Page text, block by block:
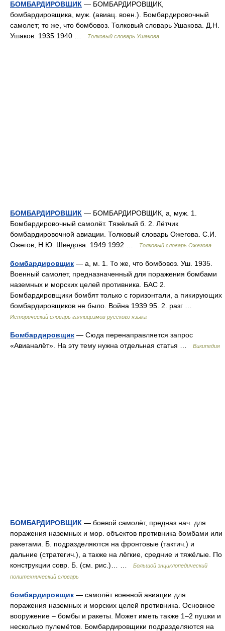
БОМБАРДИРОВЩИК — БОМБАРДИРОВЩИК,
бомбардировщика, муж. (авиац. воен.). Бомбардировочный
самолет; то же, что бомбовоз. Толковый словарь Ушакова. Д.Н.
Ушаков. 1935 1940 …
Толковый словарь Ушакова
БОМБАРДИРОВЩИК — БОМБАРДИРОВЩИК, а, муж. 1.
Бомбардировочный самолёт. Тяжёлый б. 2. Лётчик
бомбардировочной авиации. Толковый словарь Ожегова. С.И.
Ожегов, Н.Ю. Шведова. 1949 1992 …
Толковый словарь Ожегова
бомбардировщик — а, м. 1. То же, что бомбовоз. Уш. 1935.
Военный самолет, предназначенный для поражения бомбами
наземных и морских целей противника. БАС 2.
Бомбардировщики бомбят только с горизонтали, а пикирующих
бомбардировщиков не было. Война 1939 95. 2. разг …
Исторический словарь галлицизмов русского языка
Бомбардировщик — Сюда перенаправляется запрос
«Авианалёт». На эту тему нужна отдельная статья …
Википедия
БОМБАРДИРОВЩИК — боевой самолёт, предназ нач. для
поражения наземных и мор. объектов противника бомбами или
ракетами. Б. подразделяются на фронтовые (тактич.) и
дальние (стратегич.), а также на лёгкие, средние и тяжёлые. По
конструкции совр. Б. (см. рис.)… …
Большой энциклопедический
политехнический словарь
бомбардировщик — самолёт военной авиации для
поражения наземных и морских целей противника. Основное
вооружение – бомбы и ракеты. Может иметь также 1–2 пушки и
несколько пулемётов. Бомбардировщики подразделяются на